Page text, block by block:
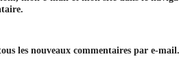
les nouveaux commentaires par e-mail.